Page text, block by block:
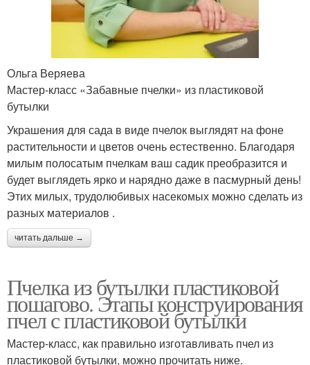
Ольга Веряева
Мастер-класс «Забавные пчелки» из пластиковой
бутылки
Украшения для сада в виде пчелок выглядят на фоне
растительности и цветов очень естественно. Благодаря
милым полосатым пчелкам ваш садик преобразится и
будет выглядеть ярко и нарядно даже в пасмурный день!
Этих милых, трудолюбивых насекомых можно сделать из
разных материалов .
читать дальше →
Пчелка из бутылки пластиковой
пошагово. Этапы конструирования
пчел с пластиковой бутылки
Мастер-класс, как правильно изготавливать пчел из
пластиковой бутылки, можно прочитать ниже.